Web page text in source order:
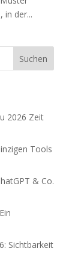
in der...
Suchen
2026 Zeit
Tools
& Co.
Sichtbarkeit